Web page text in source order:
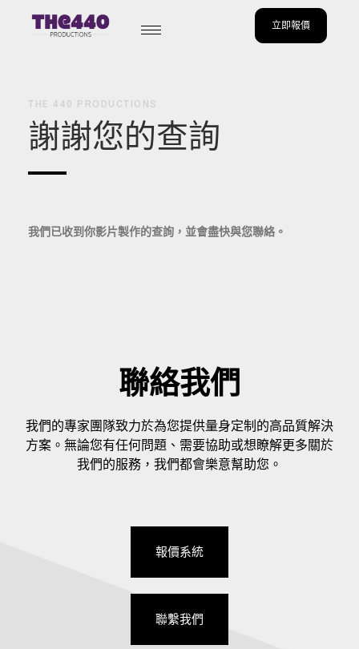
立即報價
THE 440 PRODUCTIONS
謝謝您的查詢
我們已收到你影片製作的查詢，並會盡快與您聯絡。
聯絡我們
我們的專家團隊致力於為您提供量身定制的高品質解決
方案。無論您有任何問題、需要協助或想瞭解更多關於
我們的服務，我們都會樂意幫助您。
報價系統
聯繫我們